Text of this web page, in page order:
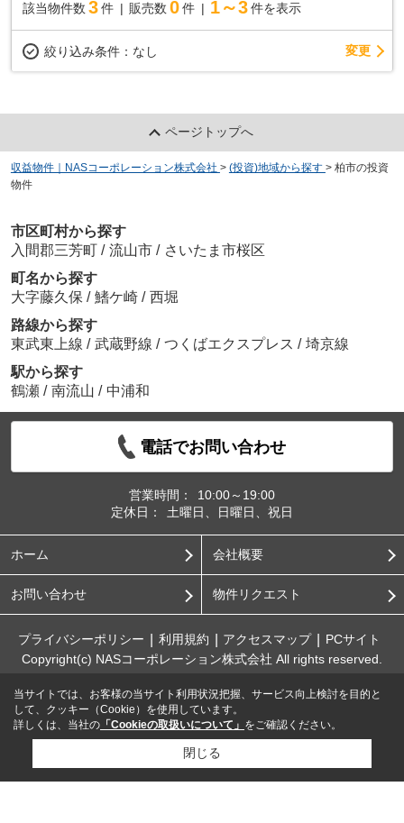
該当物件数 3件 販売数 0 件 1～3 件を表示
絞り込み条件： なし 変更
ページトップへ
収益物件｜NASコーポレーション株式会社 > (投資)地域から探す > 柏市の投資
物件
市区町村から探す
入間郡三芳町 / 流山市 / さいたま市桜区
町名から探す
大字藤久保 / 鰭ケ崎 / 西堀
路線から探す
東武東上線 / 武蔵野線 / つくばエクスプレス / 埼京線
駅から探す
鶴瀬 / 南流山 / 中浦和
電話でお問い合わせ
営業時間：
10:00～19:00
定休日：
土曜日、日曜日、祝日
ホーム 会社概要
お問い合わせ 物件リクエスト
プライバシーポリシー 利用規約 アクセスマップ
PCサイト
Copyright(c) NASコーポレーション株式会社 All rights reserved.
当サイトでは、お客様の当サイト利用状況把握、サービス向上検討を目的と
して、クッキー（Cookie）を使用しています。
詳しくは、当社の 「Cookieの取扱いについて」 をご確認ください。
閉じる